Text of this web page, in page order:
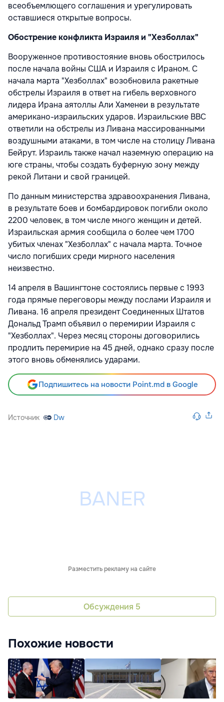
всеобъемлющего соглашения и урегулировать
оставшиеся открытые вопросы.
Обострение конфликта Израиля и "Хезболлах"
Вооруженное противостояние вновь обострилось
после начала войны США и Израиля с Ираном. С
начала марта "Хезболлах" возобновила ракетные
обстрелы Израиля в ответ на гибель верховного
лидера Ирана аятоллы Али Хаменеи в результате
американо-израильских ударов. Израильские ВВС
ответили на обстрелы из Ливана массированными
воздушными атаками, в том числе на столицу Ливана
Бейрут. Израиль также начал наземную операцию на
юге страны, чтобы создать буферную зону между
рекой Литани и свой границей.
По данным министерства здравоохранения Ливана,
в результате боев и бомбардировок погибли около
2200 человек, в том числе много женщин и детей.
Израильская армия сообщила о более чем 1700
убитых членах "Хезболлах" с начала марта. Точное
число погибших среди мирного населения
неизвестно.
14 апреля в Вашингтоне состоялись первые с 1993
года прямые переговоры между послами Израиля и
Ливана. 16 апреля президент Соединенных Штатов
Дональд Трамп объявил о перемирии Израиля с
"Хезболлах". Через месяц стороны договорились
продлить перемирие на 45 дней, однако сразу после
этого вновь обменялись ударами.
Подпишитесь на новости Point.md в Google
Источник Dw
Разместить рекламу на сайте
Обсуждения 5
Похожие новости